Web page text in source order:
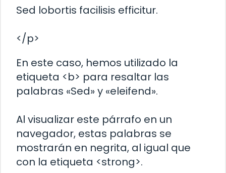
Sed lobortis facilisis efficitur.
</p>
En este caso, hemos utilizado la
etiqueta <b> para resaltar las
palabras «Sed» y «eleifend».
Al visualizar este párrafo en un
navegador, estas palabras se
mostrarán en negrita, al igual que
con la etiqueta <strong>.